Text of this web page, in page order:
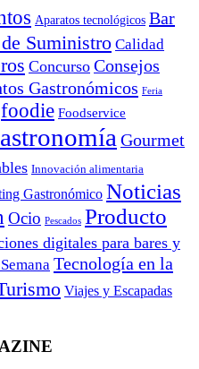
Aparatos tecnológicos Bar
Suministro Calidad
Concurso Consejos
Gastronómicos Feria
foodie Foodservice
Gourmet
Innovación alimentaria
Gastronómico Noticias
Ocio Pescados Producto
digitales para bares y
Tecnología en la
Viajes y Escapadas